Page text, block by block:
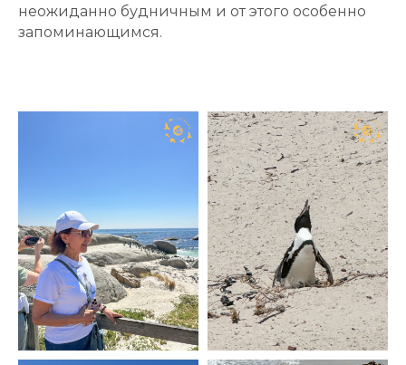
неожиданно будничным и от этого особенно
запоминающимся.